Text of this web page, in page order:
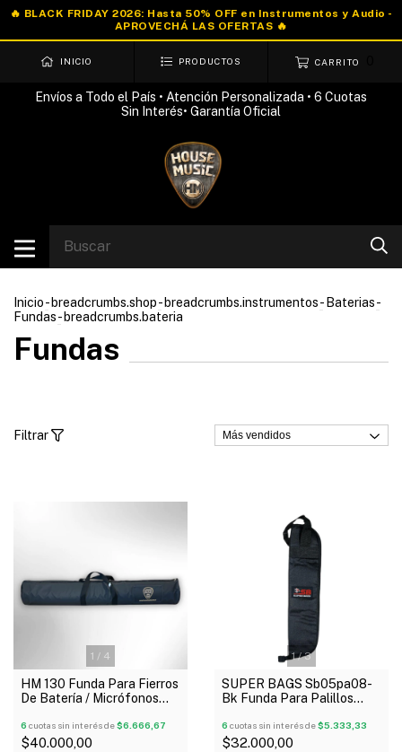
INICIO PRODUCTOS CARRITO
Envíos a Todo el País • Atención Personalizada • 6 Cuotas
Sin Interés• Garantía Oficial
Inicio- breadcrumbs.shop- breadcrumbs.instrumentos- Baterias-
Fundas- breadcrumbs.bateria
Fundas
Filtrar
1 / 4
HM 130 Funda Para Fierros
De Batería / Micrófonos
6 cuotas sin interés de$6.666,67
$40.000,00
1/3
SUPER BAGS Sb05pa08-
Bk Funda Para Palillos
6 cuotas sin interés de$5.333,33
$32.000,00